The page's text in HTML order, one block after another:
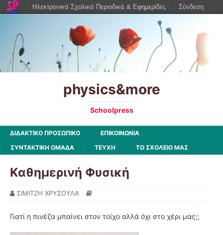
physics&more
Schoolpress
ΔΙΔΑΚΤΙΚΟ ΠΡΟΣΩΠΙΚΟ
ΕΠΙΚΟΙΝΩΝΙΑ
ΣΥΝΤΑΚΤΙΚΗ ΟΜΑΔΑ
ΤΕΥΧΗ ΤΟ ΣΧΟΛΕΙΟ ΜΑΣ
Καθημερινή Φυσική
ΣΙΜΙΤΖΗ ΧΡΥΣΟΥΛΑ
Γιατί η πινέζα μπαίνει στον τοίχο αλλά όχι στο χέρι μας;;
Ηλεκτρονικά Σχολικά Περιοδικά & Εφημερίδες Σύνδεση